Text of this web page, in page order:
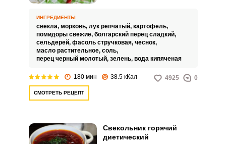
Вам предлагается для его
приготовления взять две
кастрюли: одну для зажарки, а
вторую – для бульона из
картофеля, стручковой фасоли,
перца и других овощей.
ИНГРЕДИЕНТЫ
свекла, морковь, лук репчатый, картофель,
помидоры свежие, болгарский перец сладкий,
сельдерей, фасоль стручковая, чеснок,
масло растительное, соль,
перец черный молотый, зелень, вода кипяченая
180 мин 38.5 кКал 4925 0
СМОТРЕТЬ РЕЦЕПТ
Свекольник горячий
диетический
ВХОД НА САЙТ РЕГИСТРАЦИЯ